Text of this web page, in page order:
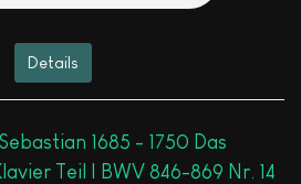
Details
1685 - 1750 Das
Teil I BWV 846-869 Nr. 14